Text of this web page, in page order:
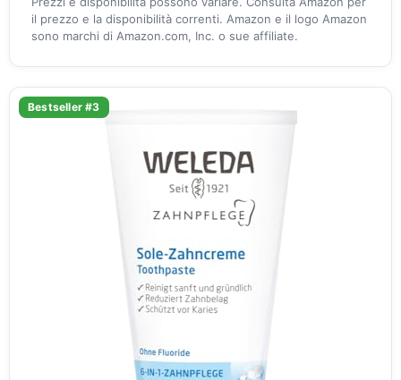
il prezzo e la disponibilità correnti. Amazon e il logo Amazon
sono marchi di Amazon.com, Inc. o sue affiliate.
Bestseller #3